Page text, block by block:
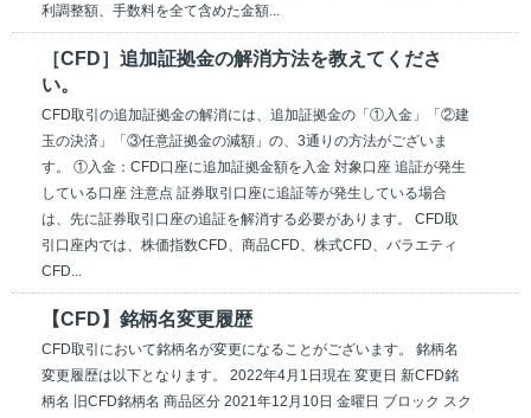
利調整額、手数料を全て含めた金額...
［CFD］追加証拠金の解消方法を教えてくださ
い。
CFD取引の追加証拠金の解消には、追加証拠金の「①入金」「②建
玉の決済」「③任意証拠金の減額」の、3通りの方法がございま
す。 ①入金：CFD口座に追加証拠金額を入金 対象口座 追証が発生
している口座 注意点 証券取引口座に追証等が発生している場合
は、先に証券取引口座の追証を解消する必要があります。 CFD取
引口座内では、株価指数CFD、商品CFD、株式CFD、バラエティ
CFD...
【CFD】銘柄名変更履歴
CFD取引において銘柄名が変更になることがございます。 銘柄名
変更履歴は以下となります。 2022年4月1日現在 変更日 新CFD銘
柄名 旧CFD銘柄名 商品区分 2021年12月10日 金曜日 ブロック スク